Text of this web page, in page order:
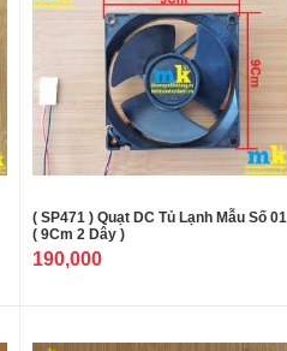
( SP471 ) Quạt DC Tủ Lạnh Mẫu Số 01
( 9Cm 2 Dây )
190,000